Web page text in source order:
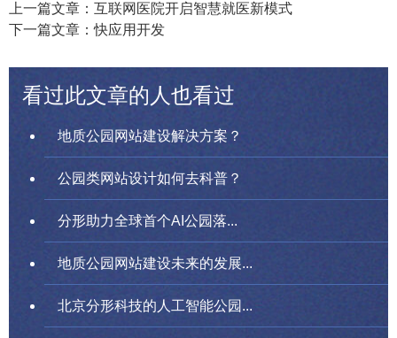
上一篇文章：互联网医院开启智慧就医新模式
下一篇文章：快应用开发
看过此文章的人也看过
地质公园网站建设解决方案？
公园类网站设计如何去科普？
分形助力全球首个AI公园落...
地质公园网站建设未来的发展...
北京分形科技的人工智能公园...